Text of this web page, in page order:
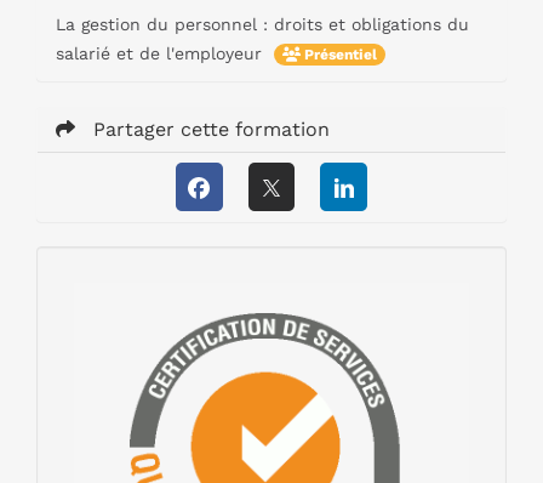
La gestion du personnel : droits et obligations du
salarié et de l'employeur
Présentiel
Partager cette formation